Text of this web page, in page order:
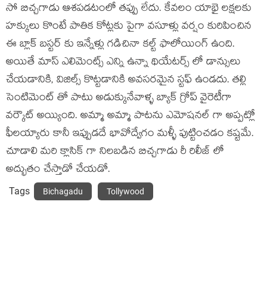
సో బిచ్చగాడు ఆశపడటంలో తప్పు లేదు. కేవలం యాభై లక్షలకు
హక్కులు కొంటే పాతిక కోట్లకు పైగా వసూళ్లు వర్షం కురిపించిన
ఈ బ్లాక్ బస్టర్ కు ఇన్నేళ్లు గడిచినా కల్ట్ ఫాలోయింగ్ ఉంది.
అయితే మాస్ ఎలిమెంట్స్ ఎన్ని ఉన్నా థియేటర్స్ లో డాన్సులు
చేయడానికి, విజిల్స్ కొట్టడానికి అవసరమైన స్టఫ్ ఉండదు. తల్లి
సెంటిమెంట్ తో పాటు అడుక్కునేవాళ్ళ బ్యాక్ గ్రోప్ వైరెటీగా
వర్కౌట్ అయ్యింది. అమ్మా అమ్మా పాటను ఎమోషనల్ గా అప్పట్లో
ఫీలయ్యారు కానీ ఇప్పుడదే భావోద్వేగం మళ్ళీ పుట్టించడం కష్టమే.
చూడాలి మరి క్లాసిక్ గా నిలబడిన బిచ్చగాడు రీ రిలీజ్ లో
అద్భుతం చేస్తాడో చేయడో.
Tags Bichagadu Tollywood